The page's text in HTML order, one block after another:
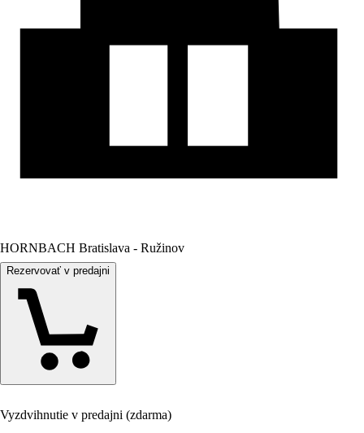
HORNBACH Bratislava - Ružinov
Rezervovať v predajni
Vyzdvihnutie v predajni (zdarma)